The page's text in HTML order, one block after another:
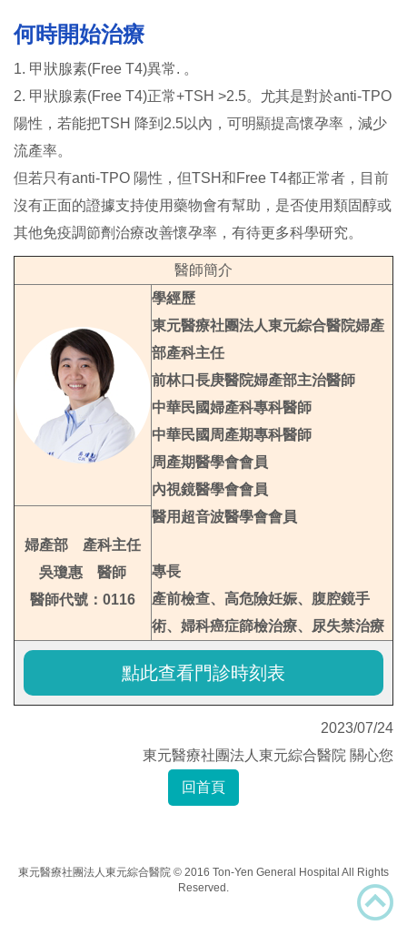
何時開始治療
1. 甲狀腺素(Free T4)異常. 。
2. 甲狀腺素(Free T4)正常+TSH >2.5。尤其是對於anti-TPO
陽性，若能把TSH 降到2.5以內，可明顯提高懷孕率，減少
流產率。
但若只有anti-TPO 陽性，但TSH和Free T4都正常者，目前
沒有正面的證據支持使用藥物會有幫助，是否使用類固醇或
其他免疫調節劑治療改善懷孕率，有待更多科學研究。
醫師簡介
學經歷
東元醫療社團法人東元綜合醫院婦產
部產科主任
前林口長庚醫院婦產部主治醫師
中華民國婦產科專科醫師
中華民國周產期專科醫師
周產期醫學會會員
內視鏡醫學會會員
醫用超音波醫學會會員
專長
產前檢查、高危險妊娠、腹腔鏡手
術、婦科癌症篩檢治療、尿失禁治療
婦產部 產科主任
吳瓊惠 醫師
醫師代號：0116
點此查看門診時刻表
2023/07/24
東元醫療社團法人東元綜合醫院 關心您
回首頁
東元醫療社團法人東元綜合醫院 © 2016 Ton-Yen General Hospital All Rights
Reserved.